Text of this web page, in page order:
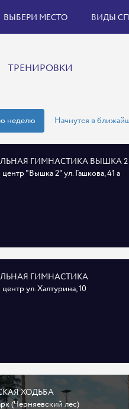
ВЫБЕРИ МЕСТО ВИДЫ
ТРЕНИРОВКИ
неделю Начнутся в
ГИМНАСТИКА ВЫШКА 2
"Вышка 2" ул. Гашкова, 41 а
ГИМНАСТИКА
ул. Халтурина, 10
ХОДЬБА
(Черняевский лес)